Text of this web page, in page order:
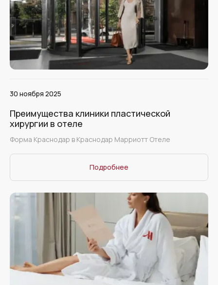
30 ноября 2025
Преимущества клиники пластической
хирургии в отеле
Форма Краснодар в Краснодар Марриотт Отеле
Подробнее